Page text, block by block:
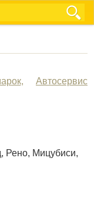
, Автосервис
Рено, Мицубиси,